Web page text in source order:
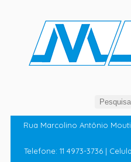
por:
Rua Marcolino Antônio
Telefone: 11 4973-3736 |